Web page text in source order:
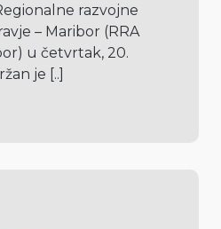
razvojne
– Maribor (RRA
u četvrtak, 20.
je [..]